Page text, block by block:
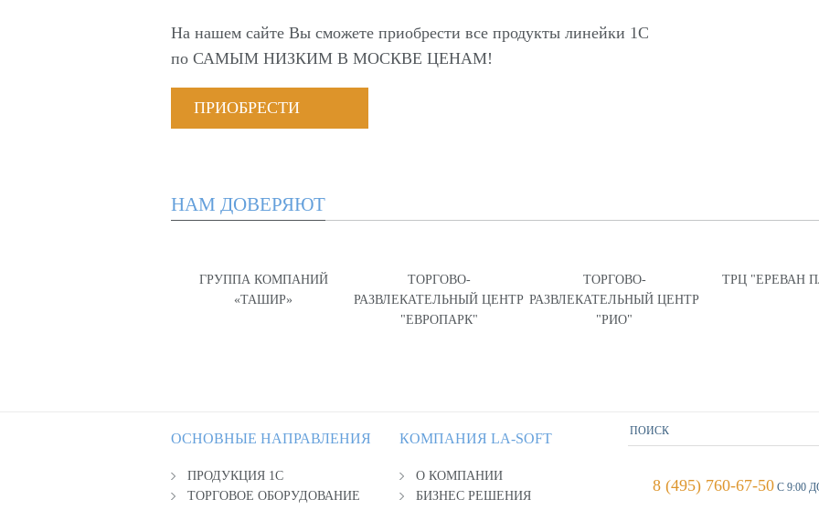
На нашем сайте Вы сможете приобрести все продукты линейки 1С
по САМЫМ НИЗКИМ В МОСКВЕ ЦЕНАМ!
ПРИОБРЕСТИ
НАМ ДОВЕРЯЮТ
ГРУППА КОМПАНИЙ
«ТАШИР»
ТОРГОВО-
РАЗВЛЕКАТЕЛЬНЫЙ ЦЕНТР
"ЕВРОПАРК"
ТОРГОВО-
РАЗВЛЕКАТЕЛЬНЫЙ ЦЕНТР
"РИО"
ТРЦ "ЕРЕВАН
ОСНОВНЫЕ НАПРАВЛЕНИЯ
ПРОДУКЦИЯ 1С
ТОРГОВОЕ ОБОРУДОВАНИЕ
КОМПАНИЯ LA-SOFT
О КОМПАНИИ
БИЗНЕС РЕШЕНИЯ
8 (495) 760-67-50 С 9:00